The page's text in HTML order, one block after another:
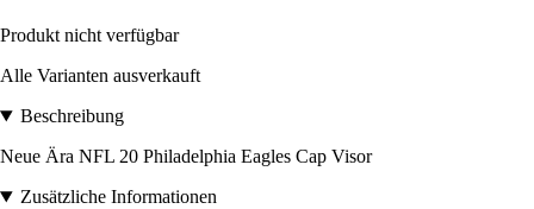
Produkt nicht verfügbar
Alle Varianten ausverkauft
Beschreibung
Neue Ära NFL 20 Philadelphia Eagles Cap Visor
Zusätzliche Informationen